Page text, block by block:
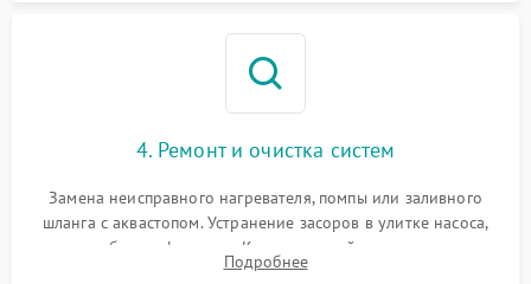
4. Ремонт и очистка систем
Замена неисправного нагревателя, помпы или заливного
шланга с аквастопом. Устранение засоров в улитке насоса,
патрубках и фильтрах. Компонентный ремонт платы
управления, восстановление поврежденной проводки.
Подробнее